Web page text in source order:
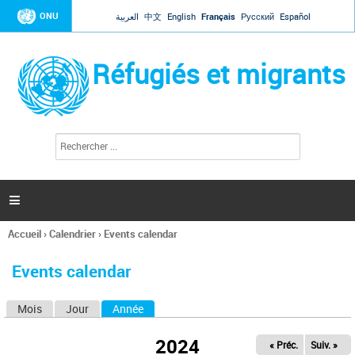
Jump to navigation
ONU العربية 中文 English Français Русский Español
Réfugiés et migrants
l
c
h
e

Vous
ici
Accueil›Calendrier› Events calendar
Events calendar
Mois Jour Année
2024 « Préc. Suiv. »